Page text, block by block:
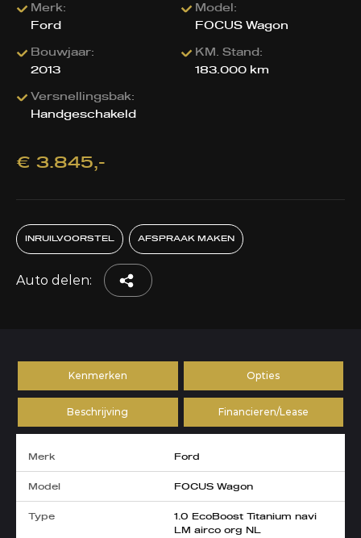
Merk:
Ford
Model:
FOCUS Wagon
Bouwjaar:
2013
KM. Stand:
183.000 km
Versnellingsbak:
Handgeschakeld
€ 3.845,-
INRUILVOORSTEL AFSPRAAK MAKEN
Auto delen:
Kenmerken Opties
Beschrijving Financieren/Lease
Merk Ford
Model FOCUS Wagon
Type
1.0 EcoBoost Titanium navi
LM airco org NL